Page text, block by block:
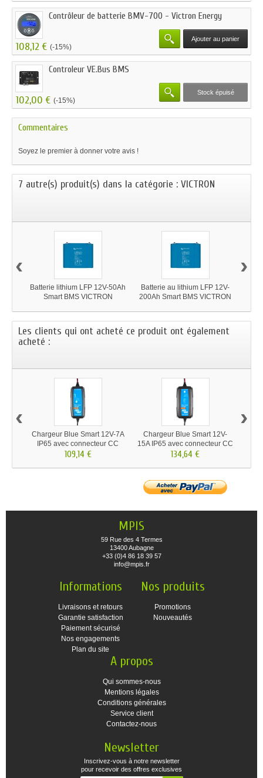
Contrôleur de batterie BMV-700 - Victron Energy
108,12 € (-15%)
Ajouter au panier
Controleur VE.Bus BMS
102,00 € (-15%)
Stock épuisé
Commentaires
Soyez le premier à donner votre avis !
7 autre(s) produit(s) dans la catégorie : VICTRON
Batterie lithium LFP 12V-50Ah
Smart BMS VICTRON
Batterie au lithium LFP 12V-
200Ah Smart BMS VICTRON
‹ ›
Les clients qui ont acheté ce produit ont également
acheté :
Chargeur Blue Smart 12V-7A
IP65 avec connecteur CC
109,14 €
Chargeur Blue Smart 12V-
15A IP65 avec connecteur CC
134,64 €
‹ ›
MPIS
59 Rue des 4 Termes
13400 Aubagne
+33 (0)4 86 18 39 57
info@mpis.fr
Informations
Livraisons et retours
Garantie satisfaction
Paiement sécurisé
Nos engagements
Plan du site
Nos produits
Promotions
Nouveautés
A propos
Qui sommes-nous
Mentions légales
Conditions générales
Service client
Contactez-nous
Newsletter
Inscrivez-vous à notre newsletter
pour recevoir des offres exclusives